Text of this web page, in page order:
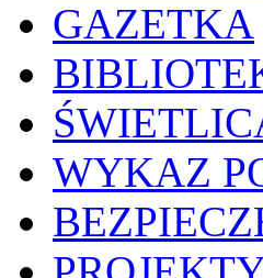
GAZETKA
WYKAZ